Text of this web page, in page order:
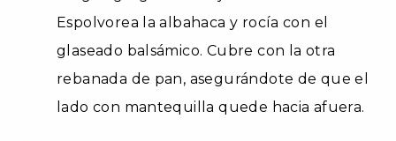
Espolvorea la albahaca y rocía con el
glaseado balsámico. Cubre con la otra
rebanada de pan, asegurándote de que el
lado con mantequilla quede hacia afuera.